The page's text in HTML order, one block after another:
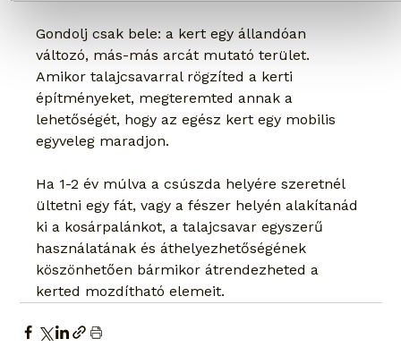
Gondolj csak bele: a kert egy állandóan
változó, más-más arcát mutató terület.
Amikor talajcsavarral rögzíted a kerti
építményeket, megteremted annak a
lehetőségét, hogy az egész kert egy mobilis
egyveleg maradjon.
Ha 1-2 év múlva a csúszda helyére szeretnél
ültetni egy fát, vagy a fészer helyén alakítanád
ki a kosárpalánkot, a talajcsavar egyszerű
használatának és áthelyezhetőségének
köszönhetően bármikor átrendezheted a
kerted mozdítható elemeit.